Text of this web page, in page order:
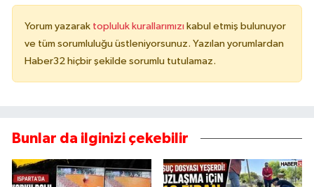
Yorum yazarak topluluk kurallarımızı kabul etmiş bulunuyor
ve tüm sorumluluğu üstleniyorsunuz. Yazılan yorumlardan
Haber32 hiçbir şekilde sorumlu tutulamaz.
Bunlar da ilginizi çekebilir